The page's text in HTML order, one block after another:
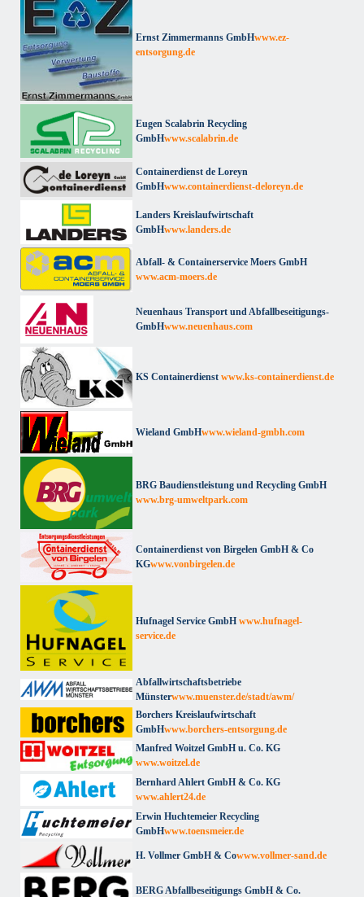
Ernst Zimmermanns GmbHwww.ez-
entsorgung.de
Eugen Scalabrin Recycling
GmbHwww.scalabrin.de
Containerdienst de Loreyn
GmbHwww.containerdienst-deloreyn.de
Landers Kreislaufwirtschaft
GmbHwww.landers.de
Abfall- & Containerservice Moers GmbH
www.acm-moers.de
Neuenhaus Transport und Abfallbeseitigungs-
GmbHwww.neuenhaus.com
KS Containerdienst www.ks-containerdienst.de
Wieland GmbHwww.wieland-gmbh.com
BRG Baudienstleistung und Recycling GmbH
www.brg-umweltpark.com
Containerdienst von Birgelen GmbH & Co
KGwww.vonbirgelen.de
Hufnagel Service GmbH www.hufnagel-
service.de
Abfallwirtschaftsbetriebe
Münsterwww.muenster.de/stadt/awm/
Borchers Kreislaufwirtschaft
GmbHwww.borchers-entsorgung.de
Manfred Woitzel GmbH u. Co. KG
www.woitzel.de
Bernhard Ahlert GmbH & Co. KG
www.ahlert24.de
Erwin Huchtemeier Recycling
GmbHwww.toensmeier.de
H. Vollmer GmbH & Cowww.vollmer-sand.de
BERG Abfallbeseitigungs GmbH & Co.